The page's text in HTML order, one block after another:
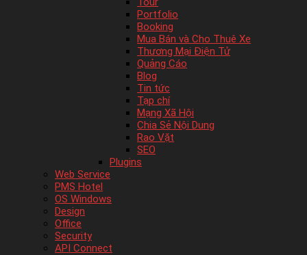
Portfolio
Booking
Mua Bán và Cho Thuê Xe
Thương Mại Điện Tử
Quảng Cáo
Blog
Tin tức
Tạp chí
Mạng Xã Hội
Chia Sẻ Nội Dung
Rao Vặt
SEO
Plugins
Web Service
PMS Hotel
OS Windows
Design
Office
Security
API Connect